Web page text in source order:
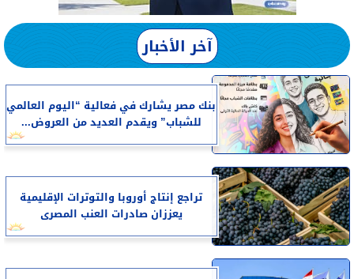
آخر الأخبار
بنك مصر يشارك في فعالية “اليوم العالمي
للشباب” ويقدم العديد من العروض...
تراجع إنتاج أوروبا والتوترات الإقليمية
يعززان صادرات العنب المصرى